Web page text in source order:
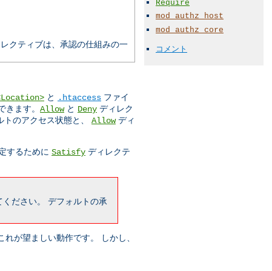
クティブは、承認の仕組みの一
と .htaccess ファイ
ます。 Allowと Deny ディレク
のアクセス状態と、 Allowディ
するために Satisfy ディレクテ
ください。 デフォルトの承
が望ましい動作です。 しかし、
Require
mod_authz_host
mod_authz_core
コメント